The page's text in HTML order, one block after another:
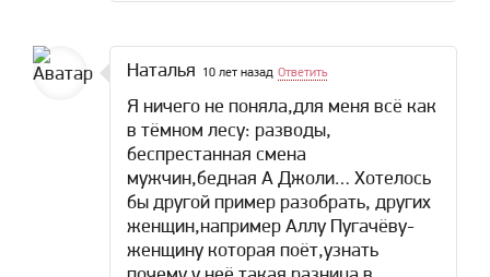
Наталья 10 лет назад Ответить
Я ничего не поняла,для меня всё как
в тёмном лесу: разводы,
беспрестанная смена
мужчин,бедная А Джоли… Хотелось
бы другой пример разобрать, других
женщин,например Аллу Пугачёву-
женщину которая поёт,узнать